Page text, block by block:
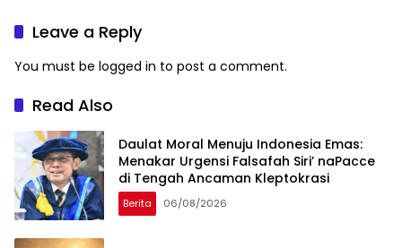
Leave a Reply
You must be logged in to post a comment.
Read Also
Daulat Moral Menuju Indonesia Emas:
Menakar Urgensi Falsafah Siri’ naPacce
di Tengah Ancaman Kleptokrasi
Berita 06/08/2026